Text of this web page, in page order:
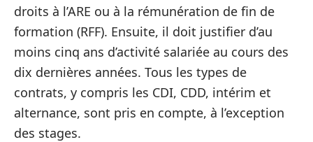
droits à l’ARE ou à la rémunération de fin de
formation (RFF). Ensuite, il doit justifier d’au
moins cinq ans d’activité salariée au cours des
dix dernières années. Tous les types de
contrats, y compris les CDI, CDD, intérim et
alternance, sont pris en compte, à l’exception
des stages.